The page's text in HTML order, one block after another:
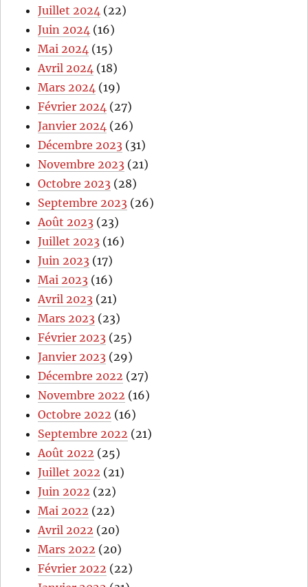
Juillet 2024 (22)
Juin 2024 (16)
Mai 2024 (15)
Avril 2024 (18)
Mars 2024 (19)
Février 2024 (27)
Janvier 2024 (26)
Décembre 2023 (31)
Novembre 2023 (21)
Octobre 2023 (28)
Septembre 2023 (26)
Août 2023 (23)
Juillet 2023 (16)
Juin 2023 (17)
Mai 2023 (16)
Avril 2023 (21)
Mars 2023 (23)
Février 2023 (25)
Janvier 2023 (29)
Décembre 2022 (27)
Novembre 2022 (16)
Octobre 2022 (16)
Septembre 2022 (21)
Août 2022 (25)
Juillet 2022 (21)
Juin 2022 (22)
Mai 2022 (22)
Avril 2022 (20)
Mars 2022 (20)
Février 2022 (22)